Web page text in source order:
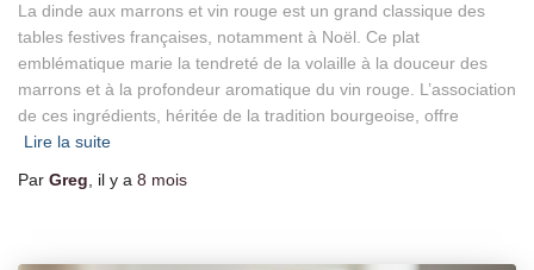
La dinde aux marrons et vin rouge est un grand classique des
tables festives françaises, notamment à Noël. Ce plat
emblématique marie la tendreté de la volaille à la douceur des
marrons et à la profondeur aromatique du vin rouge. L’association
de ces ingrédients, héritée de la tradition bourgeoise, offre
Lire la suite
Par Greg, il y a 8 mois